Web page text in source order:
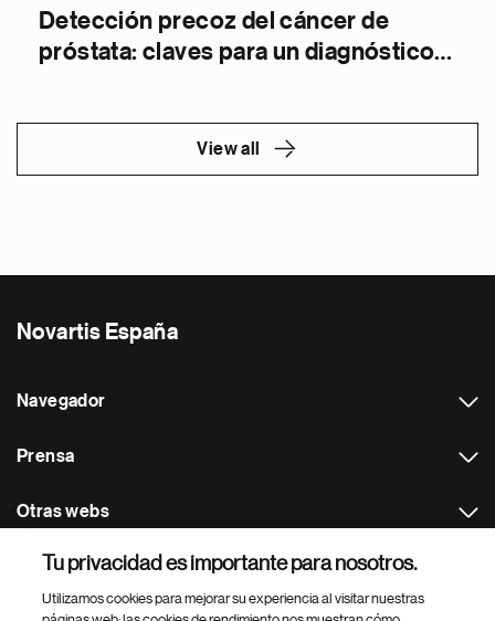
Detección precoz del cáncer de
próstata: claves para un diagnóstico a
View all
Novartis España
Navegador
Prensa
Otras webs
Footer Site Search
Tu privacidad es importante para nosotros.
Utilizamos cookies para mejorar su experiencia al visitar nuestras